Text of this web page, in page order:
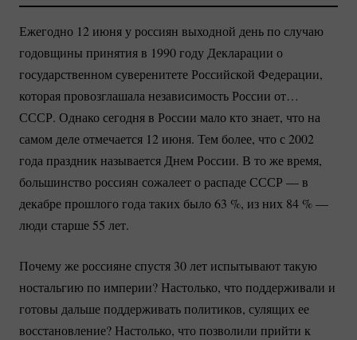
Ежегодно 12 июня у россиян выходной день по случаю
годовщины принятия в 1990 году Декларации о
государственном суверенитете Российской Федерации,
которая провозглашала независимость России от…
СССР. Однако сегодня в России мало кто знает, что на
самом деле отмечается 12 июня. Тем более, что с 2002
года праздник называется Днем России. В то же время,
большинство россиян сожалеет о распаде СССР — в
декабре прошлого года таких было63 %, из них 84 %—
люди старше 55 лет.
Почему же россияне спустя 30 лет испытывают такую
ностальгию по империи? Настолько, что поддерживали и
готовы дальше поддерживать политиков, сулящих ее
восстановление? Настолько, что позволили прийти к